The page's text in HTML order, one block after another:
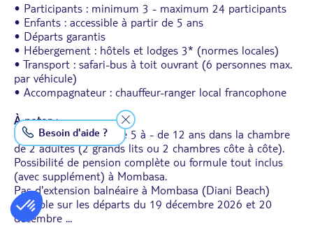
• Participants : minimum 3 - maximum 24 participants
• Enfants : accessible à partir de 5 ans
• Départs garantis
• Hébergement : hôtels et lodges 3* (normes locales)
• Transport : safari-bus à toit ouvrant (6 personnes max.
par véhicule)
• Accompagnateur : chauffeur-ranger local francophone
À noter:
Maximum 2 enfants de 5 à - de 12 ans dans la chambre
de 2 adultes (2 grands lits ou 2 chambres côte à côte).
Possibilité de pension complète ou formule tout inclus
(avec supplément) à Mombasa.
Pas d'extension balnéaire à Mombasa (Diani Beach)
possible sur les départs du 19 décembre 2026 et 20
décembre ...
Besoin d'aide ?